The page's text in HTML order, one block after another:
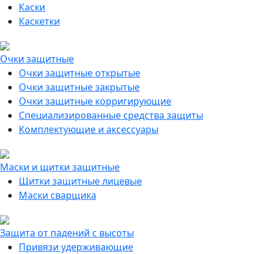
Каски
Каскетки
Очки защитные
Очки защитные открытые
Очки защитные закрытые
Очки защитные корригирующие
Специализированные средства защиты
Комплектующие и аксессуары
Маски и щитки защитные
Щитки защитные лицевые
Маски сварщика
Защита от падений с высоты
Привязи удерживающие